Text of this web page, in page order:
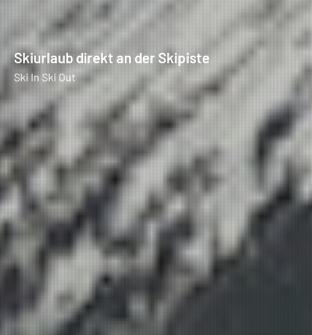
Skiurlaub direkt an der Skipiste
Ski In Ski Out